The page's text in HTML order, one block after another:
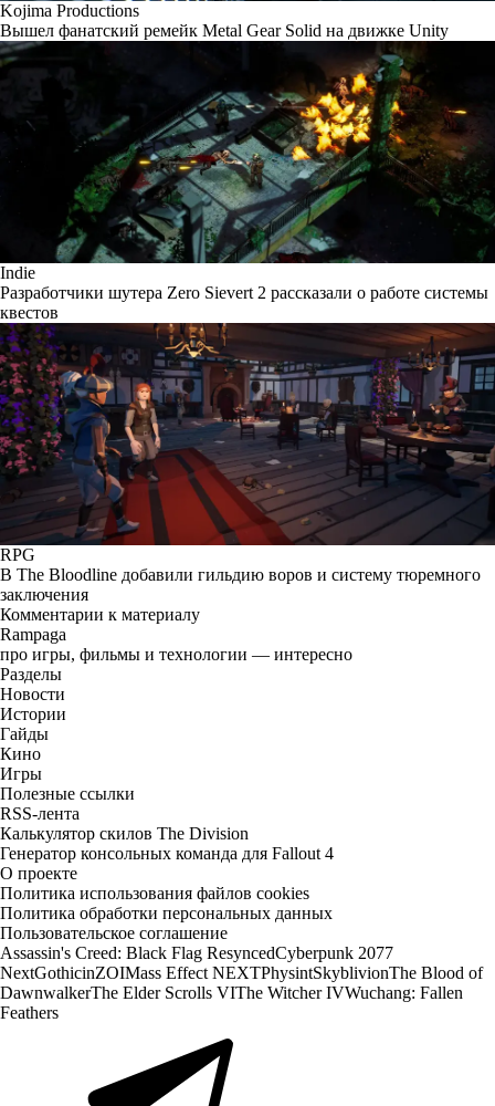
Kojima Productions
Вышел фанатский ремейк Metal Gear Solid на движке Unity
Indie
Разработчики шутера Zero Sievert 2 рассказали о работе системы
квестов
RPG
В The Bloodline добавили гильдию воров и систему тюремного
заключения
Комментарии к материалу
Rampaga
про игры, фильмы и технологии — интересно
Разделы
Новости
Истории
Гайды
Кино
Игры
Полезные ссылки
RSS-лента
Калькулятор скилов The Division
Генератор консольных команда для Fallout 4
О проекте
Политика использования файлов cookies
Политика обработки персональных данных
Пользовательское соглашение
Assassin's Creed: Black Flag ResyncedCyberpunk 2077
NextGothicinZOIMass Effect NEXTPhysintSkyblivionThe Blood of
DawnwalkerThe Elder Scrolls VIThe Witcher IVWuchang: Fallen
Feathers